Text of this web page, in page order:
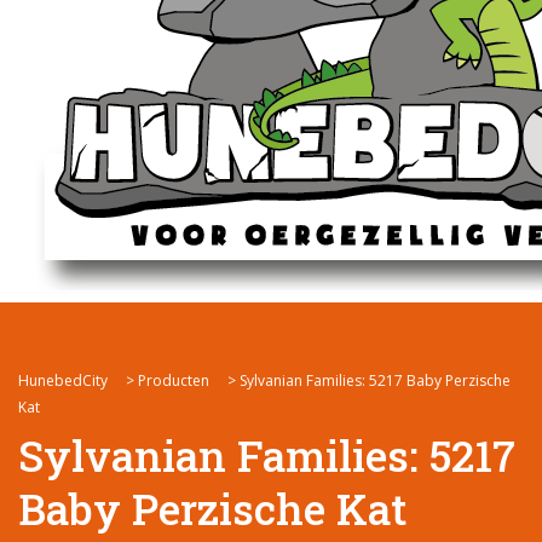
HunebedCity > Producten > Sylvanian Families: 5217 Baby Perzische
Kat
Sylvanian Families: 5217
Baby Perzische Kat